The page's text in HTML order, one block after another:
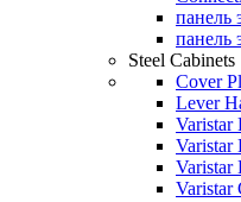
панель
панель
Steel Cabinets
Cover
Lever
Varistar
Varistar
Varistar
Varistar